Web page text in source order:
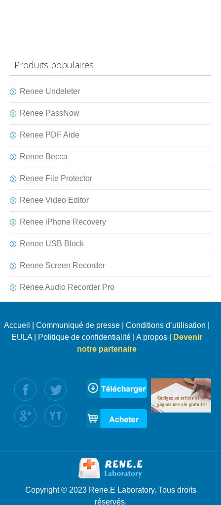
Produits populaires
Renee Undeleter
Renee PassNow
Renee PDF Aide
Renee Becca
Renee File Protector
Renee Video Editor
Renee iPhone Recovery
Renee USB Block
Renee Screen Recorder
Renee Audio Recorder Pro
Accueil Communiqué de presse| Conditions d’utilisation
EULA| Politique de confidentialité| A propos|
Devenir
notre partenaire
nous :
Copyright © 2023 Rene.E Laboratory. Tous droits
réservés.